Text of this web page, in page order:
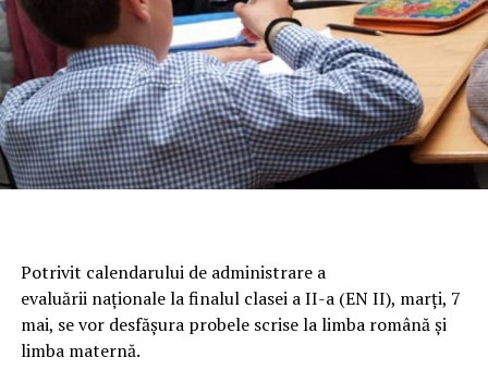
Potrivit calendarului de administrare a
evaluării naționale la finalul clasei a II-a (EN II), marți, 7
mai, se vor desfășura probele scrise la limba română și
limba maternă.